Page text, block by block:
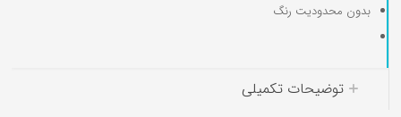
بدون محدودیت رنگ
توضیحات تکمیلی